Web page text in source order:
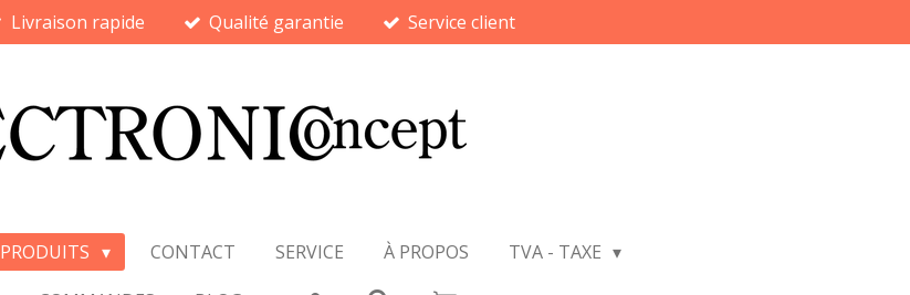
Livraison rapide Qualité garantie Service client
PRODUITS CONTACT SERVICE À PROPOS
TVA - TAXE